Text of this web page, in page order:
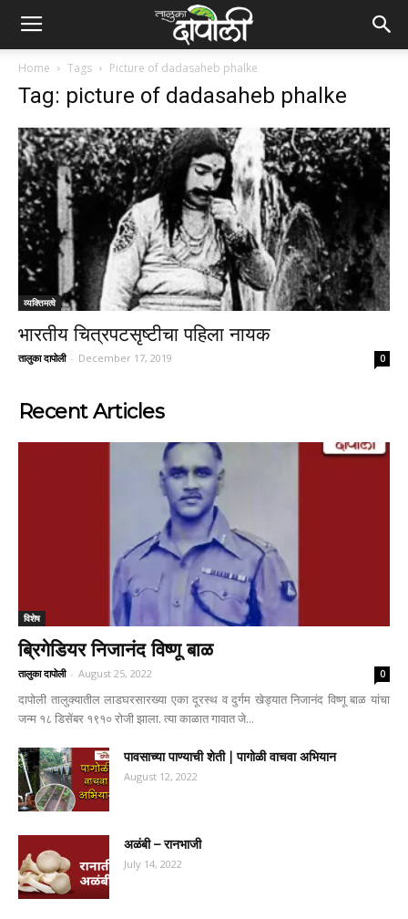
Home Tags Picture of dadasaheb phalke
Tag: picture of dadasaheb phalke
व्यक्तिमत्वे
भारतीय चित्रपटसृष्टीचा पहिला नायक
तालुका दापोली - December 17, 2019 0
Recent Articles
विशेष
ब्रिगेडियर निजानंद विष्णू बाळ
तालुका दापोली - August 25, 2022 0
दापोली तालुक्यातील लाडघरसारख्या एका दूरस्थ व दुर्गम खेड्यात निजानंद विष्णू बाळ यांचा
जन्म १८ डिसेंबर १९१० रोजी झाला. त्या काळात गावात जे...
पावसाच्या पाण्याची शेती | पागोळी वाचवा अभियान
August 12, 2022
अळंबी – रानभाजी
July 14, 2022